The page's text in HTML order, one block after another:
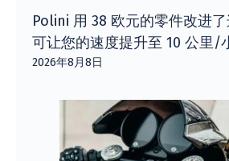
Polini 用 38 欧元的零件改进了
可让您的速度提升至 10 公里/
2026年8月8日